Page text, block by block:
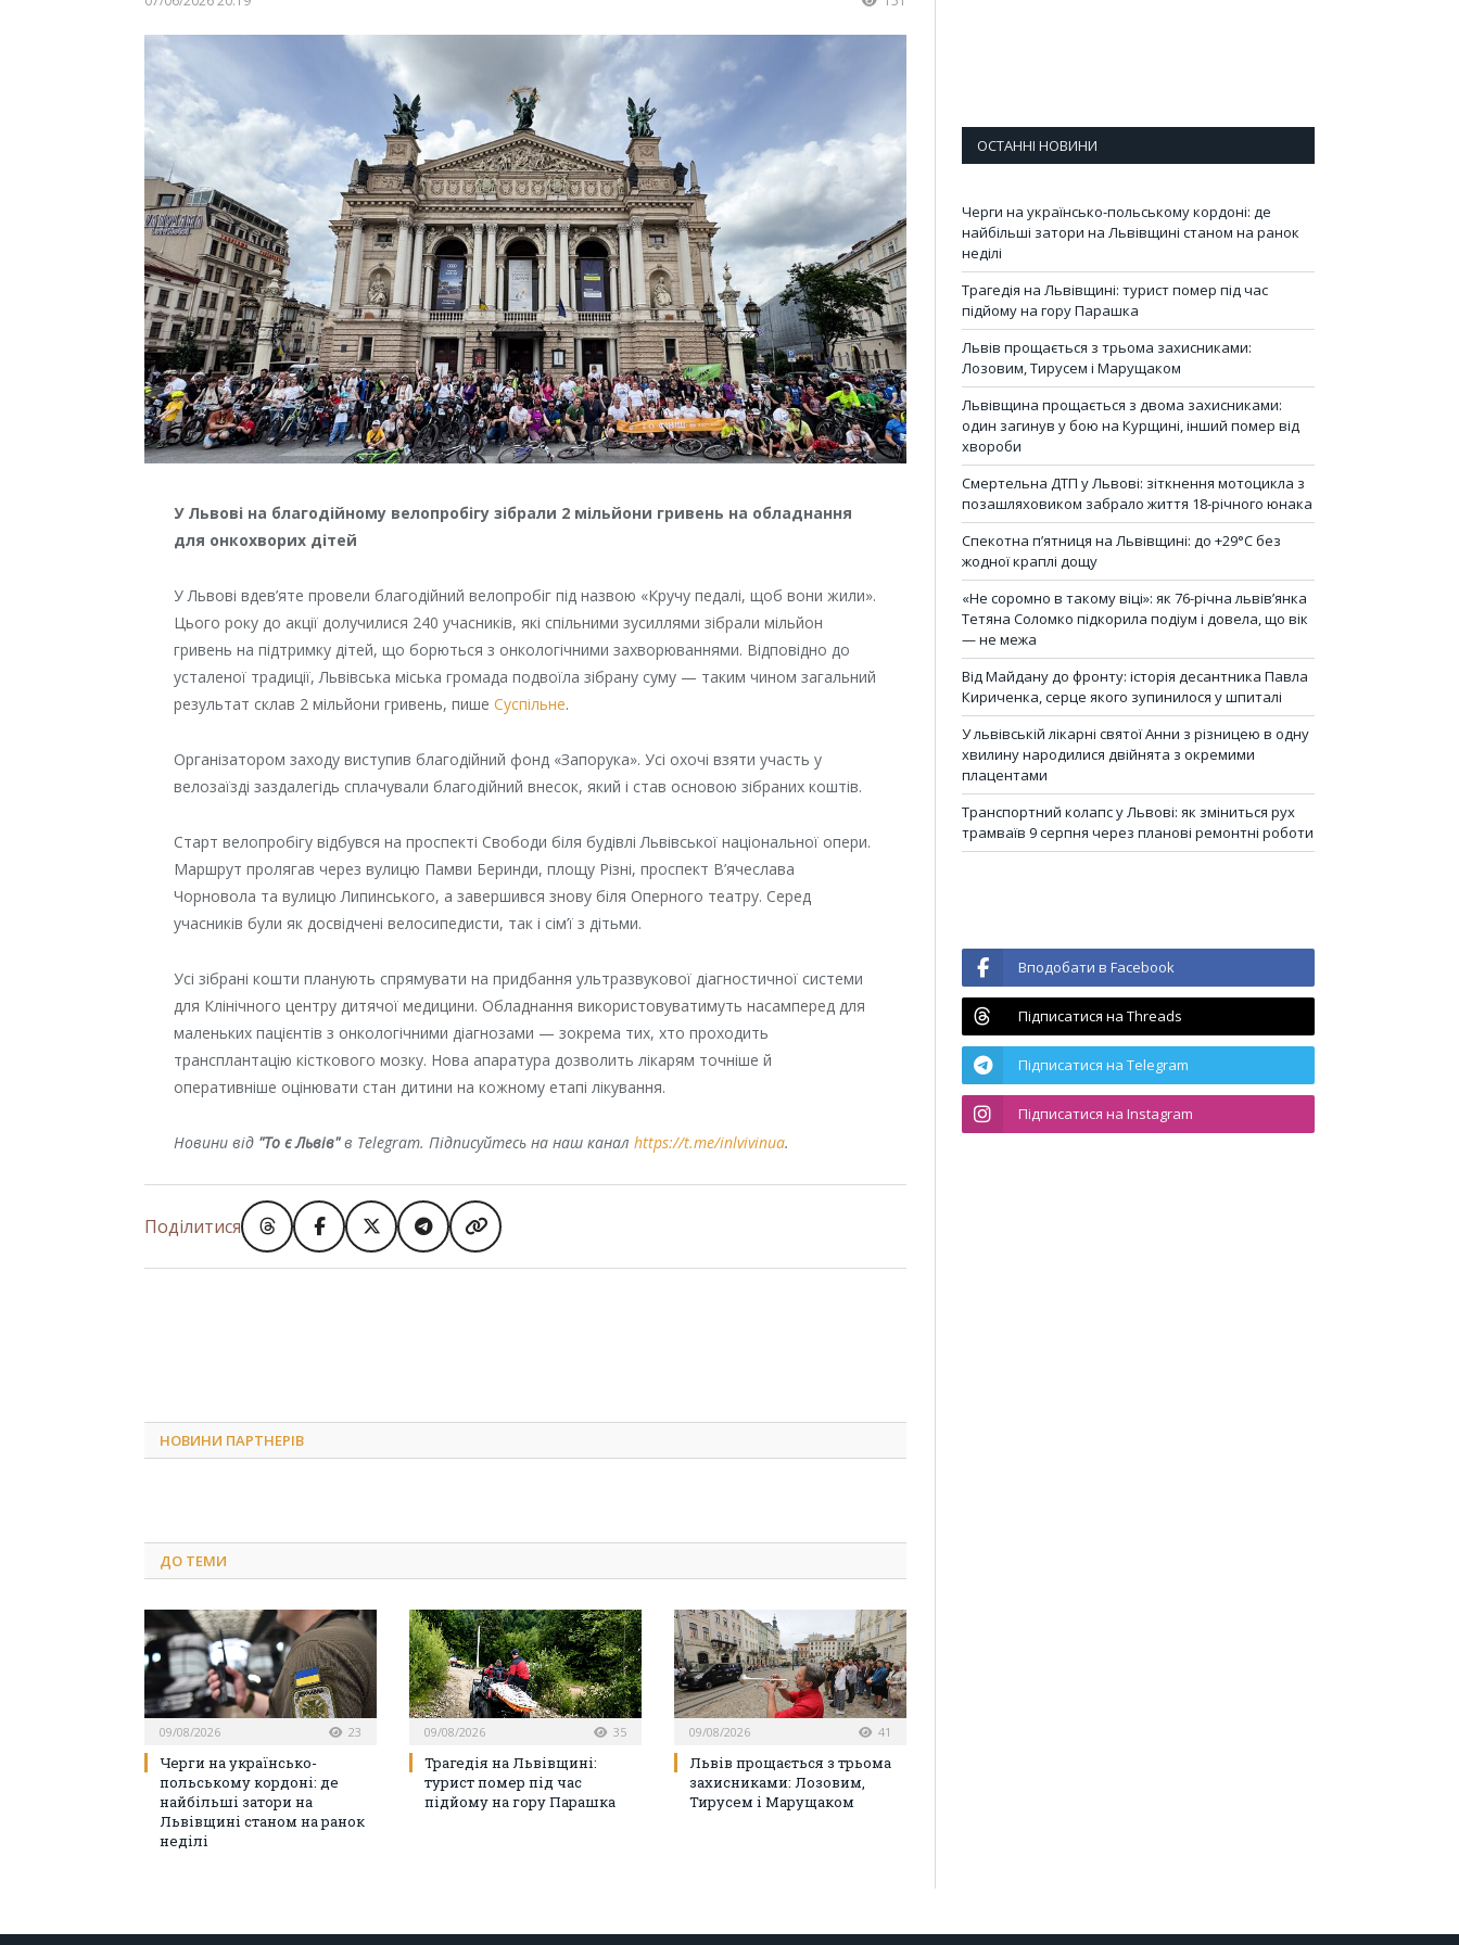
У Львові на благодійному велопробігу зібрали 2 мільйони гривень на обладнання
для онкохворих дітей
У Львові вдев’яте провели благодійний велопробіг під назвою «Кручу педалі, щоб вони жили».
Цього року до акції долучилися 240 учасників, які спільними зусиллями зібрали мільйон
гривень на підтримку дітей, що борються з онкологічними захворюваннями. Відповідно до
усталеної традиції, Львівська міська громада подвоїла зібрану суму — таким чином загальний
результат склав 2 мільйони гривень, пишеСуспільне.
Організатором заходу виступив благодійний фонд «Запорука». Усі охочі взяти участь у
велозаїзді заздалегідь сплачували благодійний внесок, який і став основою зібраних коштів.
Старт велопробігу відбувся на проспекті Свободи біля будівлі Львівської національної опери.
Маршрут пролягав через вулицю Памви Беринди, площу Різні, проспект В’ячеслава
Чорновола та вулицю Липинського, а завершився знову біля Оперного театру. Серед
учасників були як досвідчені велосипедисти, так і сім’ї з дітьми.
Усі зібрані кошти планують спрямувати на придбання ультразвукової діагностичної системи
для Клінічного центру дитячої медицини. Обладнання використовуватимуть насамперед для
маленьких пацієнтів з онкологічними діагнозами — зокрема тих, хто проходить
трансплантацію кісткового мозку. Нова апаратура дозволить лікарям точніше й
оперативніше оцінювати стан дитини на кожному етапі лікування.
Новини від "То є Львів"в Telegram. Підписуйтесь на наш каналhttps://t.me/inlvivinua.
Поділитися
НОВИНИ ПАРТНЕРІВ
ДО ТЕМИ
09/08/2026 23
Черги на українсько-
польському кордоні: де
найбільші затори на
Львівщині станом на ранок
неділі
09/08/2026 35
Трагедія на Львівщині:
турист помер під час
підйому на гору Парашка
09/08/2026 41
Львів прощається з трьома
захисниками: Лозовим,
Тирусем і Марущаком
ОСТАННІ НОВИНИ
Черги на українсько-польському кордоні: де
найбільші затори на Львівщині станом на ранок
неділі
Трагедія на Львівщині: турист помер під час
підйому на гору Парашка
Львів прощається з трьома захисниками:
Лозовим, Тирусем і Марущаком
Львівщина прощається з двома захисниками:
один загинув у бою на Курщині, інший помер від
хвороби
Смертельна ДТП у Львові: зіткнення мотоцикла з
позашляховиком забрало життя 18-річного юнака
Спекотна п’ятниця на Львівщині: до +29°C без
жодної краплі дощу
«Не соромно в такому віці»: як 76-річна львів’янка
Тетяна Соломко підкорила подіум і довела, що вік
— не межа
Від Майдану до фронту: історія десантника Павла
Кириченка, серце якого зупинилося у шпиталі
У львівській лікарні святої Анни з різницею в одну
хвилину народилися двійнята з окремими
плацентами
Транспортний колапс у Львові: як зміниться рух
трамваїв 9 серпня через планові ремонтні роботи
Вподобати в Facebook
Підписатися на Threads
Підписатися на Telegram
Підписатися на Instagram